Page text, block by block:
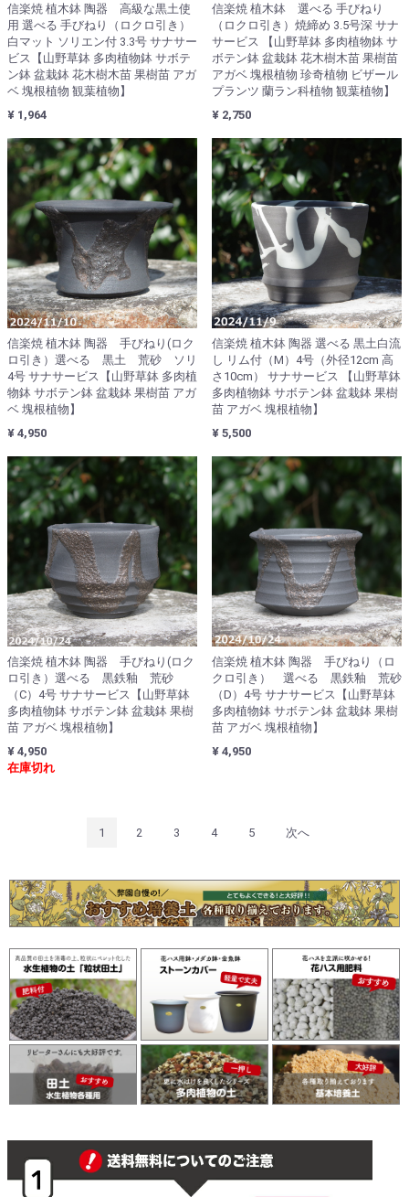
信楽焼 植木鉢 陶器 高級な黒土使
用 選べる 手びねり（ロクロ引き）
白マット ソリエン付 3.3号 サナサー
ビス【山野草鉢 多肉植物鉢 サボテ
ン鉢 盆栽鉢 花木樹木苗 果樹苗 アガ
ベ 塊根植物 観葉植物】
¥ 1,964
信楽焼 植木鉢 選べる 手びねり
（ロクロ引き）焼締め 3.5号深 サナ
サービス 【山野草鉢 多肉植物鉢 サ
ボテン鉢 盆栽鉢 花木樹木苗 果樹苗
アガベ 塊根植物 珍奇植物 ビザール
プランツ 蘭ラン科植物 観葉植物】
¥ 2,750
信楽焼 植木鉢 陶器 手びねり(ロク
ロ引き）選べる 黒土 荒砂 ソリ
4号 サナサービス【山野草鉢 多肉植
物鉢 サボテン鉢 盆栽鉢 果樹苗 アガ
ベ 塊根植物】
¥ 4,950
信楽焼 植木鉢 陶器 選べる 黒土白流
し リム付（M）4号（外径12cm 高
さ10cm） サナサービス 【山野草鉢
多肉植物鉢 サボテン鉢 盆栽鉢 果樹
苗 アガベ 塊根植物】
¥ 5,500
信楽焼 植木鉢 陶器 手びねり(ロク
ロ引き）選べる 黒鉄釉 荒砂
（C）4号 サナサービス【山野草鉢
多肉植物鉢 サボテン鉢 盆栽鉢 果樹
苗 アガベ 塊根植物】
¥ 4,950
在庫切れ
信楽焼 植木鉢 陶器 手びねり（ロ
クロ引き） 選べる 黒鉄釉 荒砂
（D）4号 サナサービス【山野草鉢
多肉植物鉢 サボテン鉢 盆栽鉢 果樹
苗 アガベ 塊根植物】
¥ 4,950
1 2 3 4 5 次へ